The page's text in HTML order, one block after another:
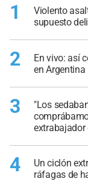
1
Violento
supuesto
2
En vivo: así
en Argentina
3
"Los
extrabajador
4
Un ciclón
ráfagas de